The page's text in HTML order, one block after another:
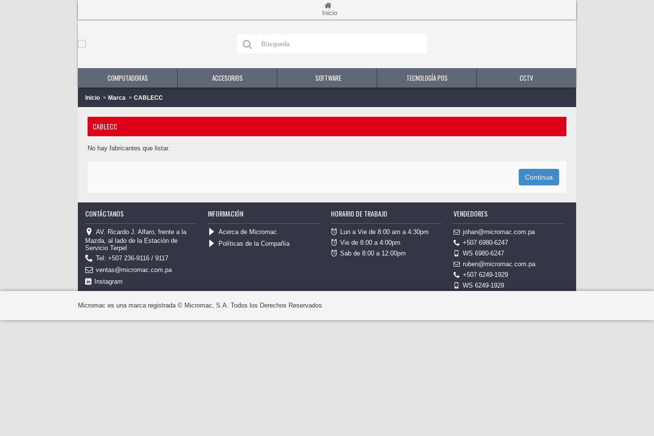
Inicio
COMPUTADORAS ACCESORIOS SOFTWARE TECNOLOGÍA POS CCTV
Inicio Marca CABLECC
CABLECC
No hay fabricantes que listar.
Continua
CONTÁCTANOS
AV. Ricardo J. Alfaro, frente a la
Mazda, al lado de la Estación de
Servicio Terpel
Tel: +507 236-9116 / 9117
ventas@micromac.com.pa
Instagram
INFORMACIÓN
Acerca de Micromac
Políticas de la Compañía
HORARIO DE TRABAJO
Lun a Vie de 8:00 am a 4:30pm
Vie de 8:00 a 4:00pm
Sab de 8:00 a 12:00pm
VENDEDORES
johan@micromac.com.pa
+507 6980-6247
WS 6980-6247
ruben@micromac.com.pa
+507 6249-1929
WS 6249-1929
Micromac es una marca registrada © Micromac, S.A. Todos los Derechos Reservados